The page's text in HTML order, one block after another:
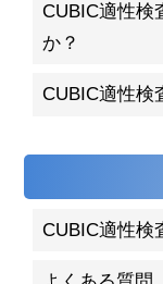
CUBIC適性検
か？
CUBIC適性検
CUBIC適性検